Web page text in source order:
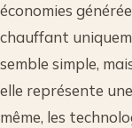
économies
chauffant
semble simple,
elle représente
même, les